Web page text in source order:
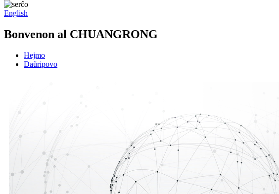
English
Bonvenon al CHUANGRONG
Hejmo
Daŭripovo